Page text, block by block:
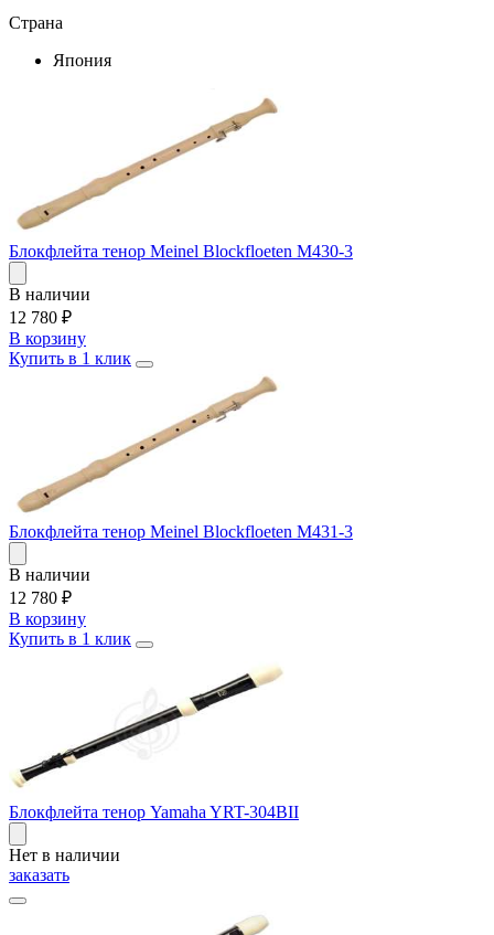
Страна
Япония
Блокфлейта тенор Meinel Blockfloeten M430-3
В наличии
12 780 ₽
В корзину
Купить в 1 клик
Блокфлейта тенор Meinel Blockfloeten M431-3
В наличии
12 780 ₽
В корзину
Купить в 1 клик
Блокфлейта тенор Yamaha YRT-304BII
Нет в наличии
заказать